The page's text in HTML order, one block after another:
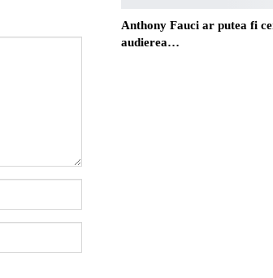
Anthony Fauci ar putea fi
audierea…